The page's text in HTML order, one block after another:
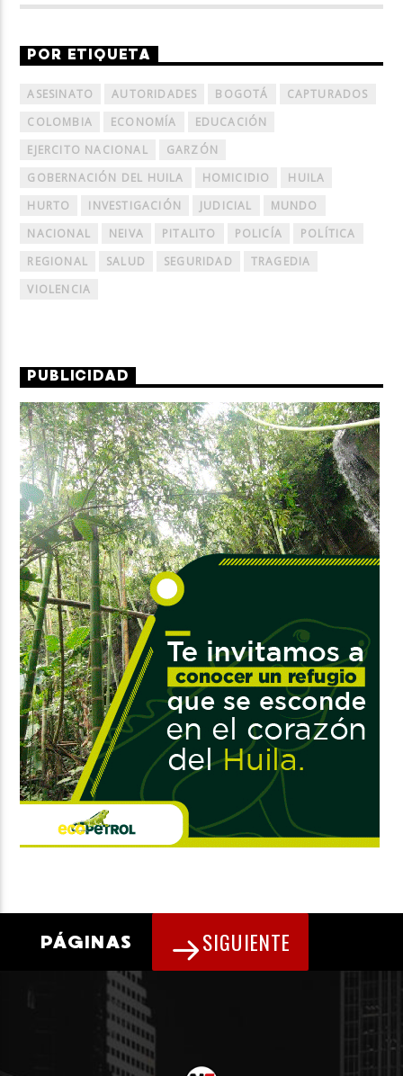
POR ETIQUETA
ASESINATO AUTORIDADES BOGOTÁ
CAPTURADOS
COLOMBIA
ECONOMÍA
EDUCACIÓN
EJERCITO NACIONAL
GARZÓN
GOBERNACIÓN DEL HUILA
HOMICIDIO
HUILA
HURTO
INVESTIGACIÓN JUDICIAL
MUNDO
NACIONAL
NEIVA PITALITO POLICÍA
POLÍTICA
REGIONAL
SALUD SEGURIDAD
TRAGEDIA
VIOLENCIA
PUBLICIDAD
PÁGINAS SIGUIENTE